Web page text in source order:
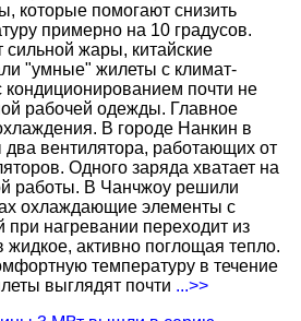
которые помогают снизить
примерно на 10 градусов.
сильной жары, китайские
"умные" жилеты с климат-
почти не
рабочей одежды. Главное
В городе Нанкин в
вентилятора, работающих от
Одного заряда хватает на
работы. В Чанчжоу решили
охлаждающие элементы с
нагревании переходит из
жидкое, активно поглощая тепло.
температуру в течение
выглядят почти ...>>